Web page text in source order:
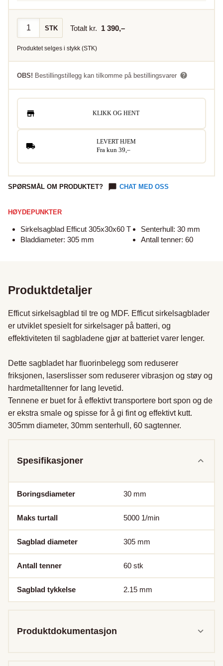
STK Totalt kr. 1 390,–
Produktet selges i stykk (STK)
OBS! Bestillingstillegg kan tilkomme på bestillingsvarer
KLIKK OG HENT
LEVERT HJEM
Fra kun 39,–
SPØRSMÅL OM PRODUKTET? CHAT MED OSS
HØYDEPUNKTER
Sirkelsagblad Efficut 305x30x60 T
Bladdiameter: 305 mm
Senterhull: 30 mm
Antall tenner: 60
Produktdetaljer
Efficut sirkelsagblad til tre og MDF. Efficut sirkelsagblader
er utviklet spesielt for sirkelsager på batteri, og
effektiviteten til sagbladene gjør at batteriet varer lenger.
Dette sagbladet har fluorinbelegg som reduserer
friksjonen, laserslisser som reduserer vibrasjon og støy og
hardmetalltenner for lang levetid.
Tennene er buet for å effektivt transportere bort spon og de
er ekstra smale og spisse for å gi fint og effektivt kutt.
305mm diameter, 30mm senterhull, 60 sagtenner.
Spesifikasjoner
Boringsdiameter 30 mm
Maks turtall 5000 1/min
Sagblad diameter 305 mm
Antall tenner 60 stk
Sagblad tykkelse 2.15 mm
Produktdokumentasjon